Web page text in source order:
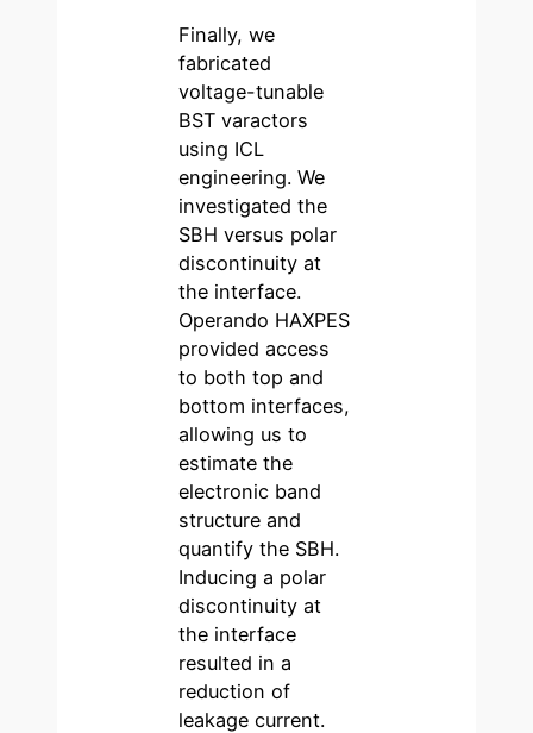
Finally, we
fabricated
voltage-tunable
BST varactors
using ICL
engineering. We
investigated the
SBH versus polar
discontinuity at
the interface.
Operando HAXPES
provided access
to both top and
bottom interfaces,
allowing us to
estimate the
electronic band
structure and
quantify the SBH.
Inducing a polar
discontinuity at
the interface
resulted in a
reduction of
leakage current.